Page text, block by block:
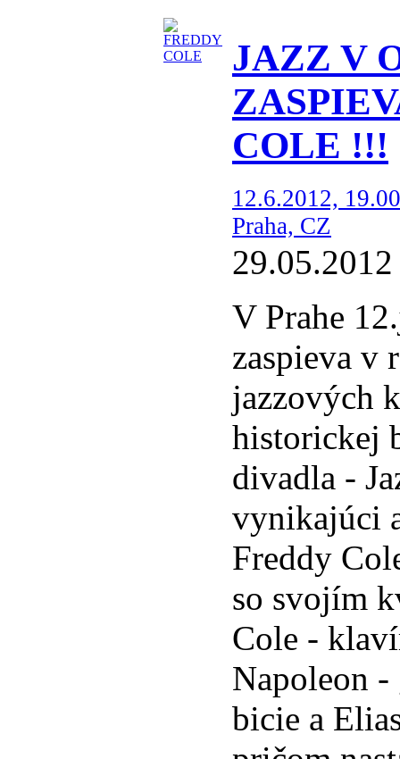
JAZZ V
COLE !!!
12.6.2012,
Praha, CZ
29.05.2012
V Prahe
zaspieva v
jazzových
historickej
divadla -
vynikajúci
Freddy
so svojím
Cole -
Napoleon
bicie a